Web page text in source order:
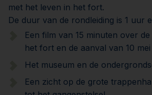
met het leven in het fort.
De duur van de rondleiding is 1 uur
Een film van 15 minuten over
het fort en de aanval van 10
Het museum en de
Een zicht op de grote